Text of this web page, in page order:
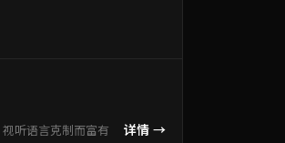
听语言克制而富有
详情 →